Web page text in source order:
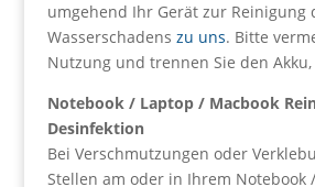
umgehend Ihr Gerät zur Reinigung
Wasserschadens zu uns. Bitte
Nutzung und trennen Sie den
Notebook / Laptop / Macbook
Desinfektion
Bei Verschmutzungen oder
Stellen am oder in Ihrem Notebook